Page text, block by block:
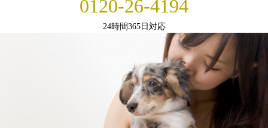
0120-26-4194
24時間365日対応